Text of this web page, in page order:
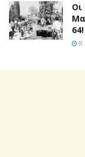
Οι
64!
8